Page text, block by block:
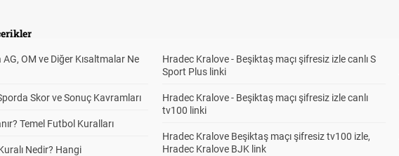
OM ve Diğer Kısaltmalar Ne
Skor ve Sonuç Kavramları
Temel Futbol Kuralları
Nedir? Hangi
Hradec Kralove - Beşiktaş maçı şifresiz izle canlı S
Sport Plus linki
Hradec Kralove - Beşiktaş maçı şifresiz izle canlı
tv100 linki
Hradec Kralove Beşiktaş maçı şifresiz tv100 izle,
Hradec Kralove BJK link